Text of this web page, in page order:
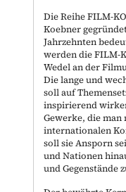
Die Reihe FILM-
Koebner
Jahrzehnten
werden die FILM-
Wedel an der
Die lange und
soll auf
inspirierend
Gewerke, die
internationalen
soll sie Ansporn
und Nationen
und Gegenstände